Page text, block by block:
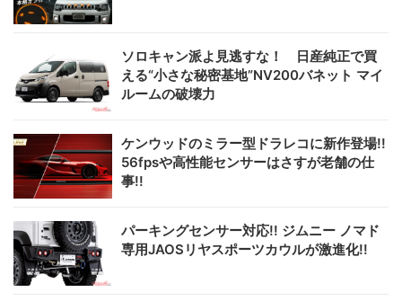
ソロキャン派よ見逃すな！ 日産純正で買
える“小さな秘密基地”NV200バネット マイ
ルームの破壊力
ケンウッドのミラー型ドラレコに新作登場!!
56fpsや高性能センサーはさすが老舗の仕
事!!
パーキングセンサー対応!! ジムニー ノマド
専用JAOSリヤスポーツカウルが激進化!!